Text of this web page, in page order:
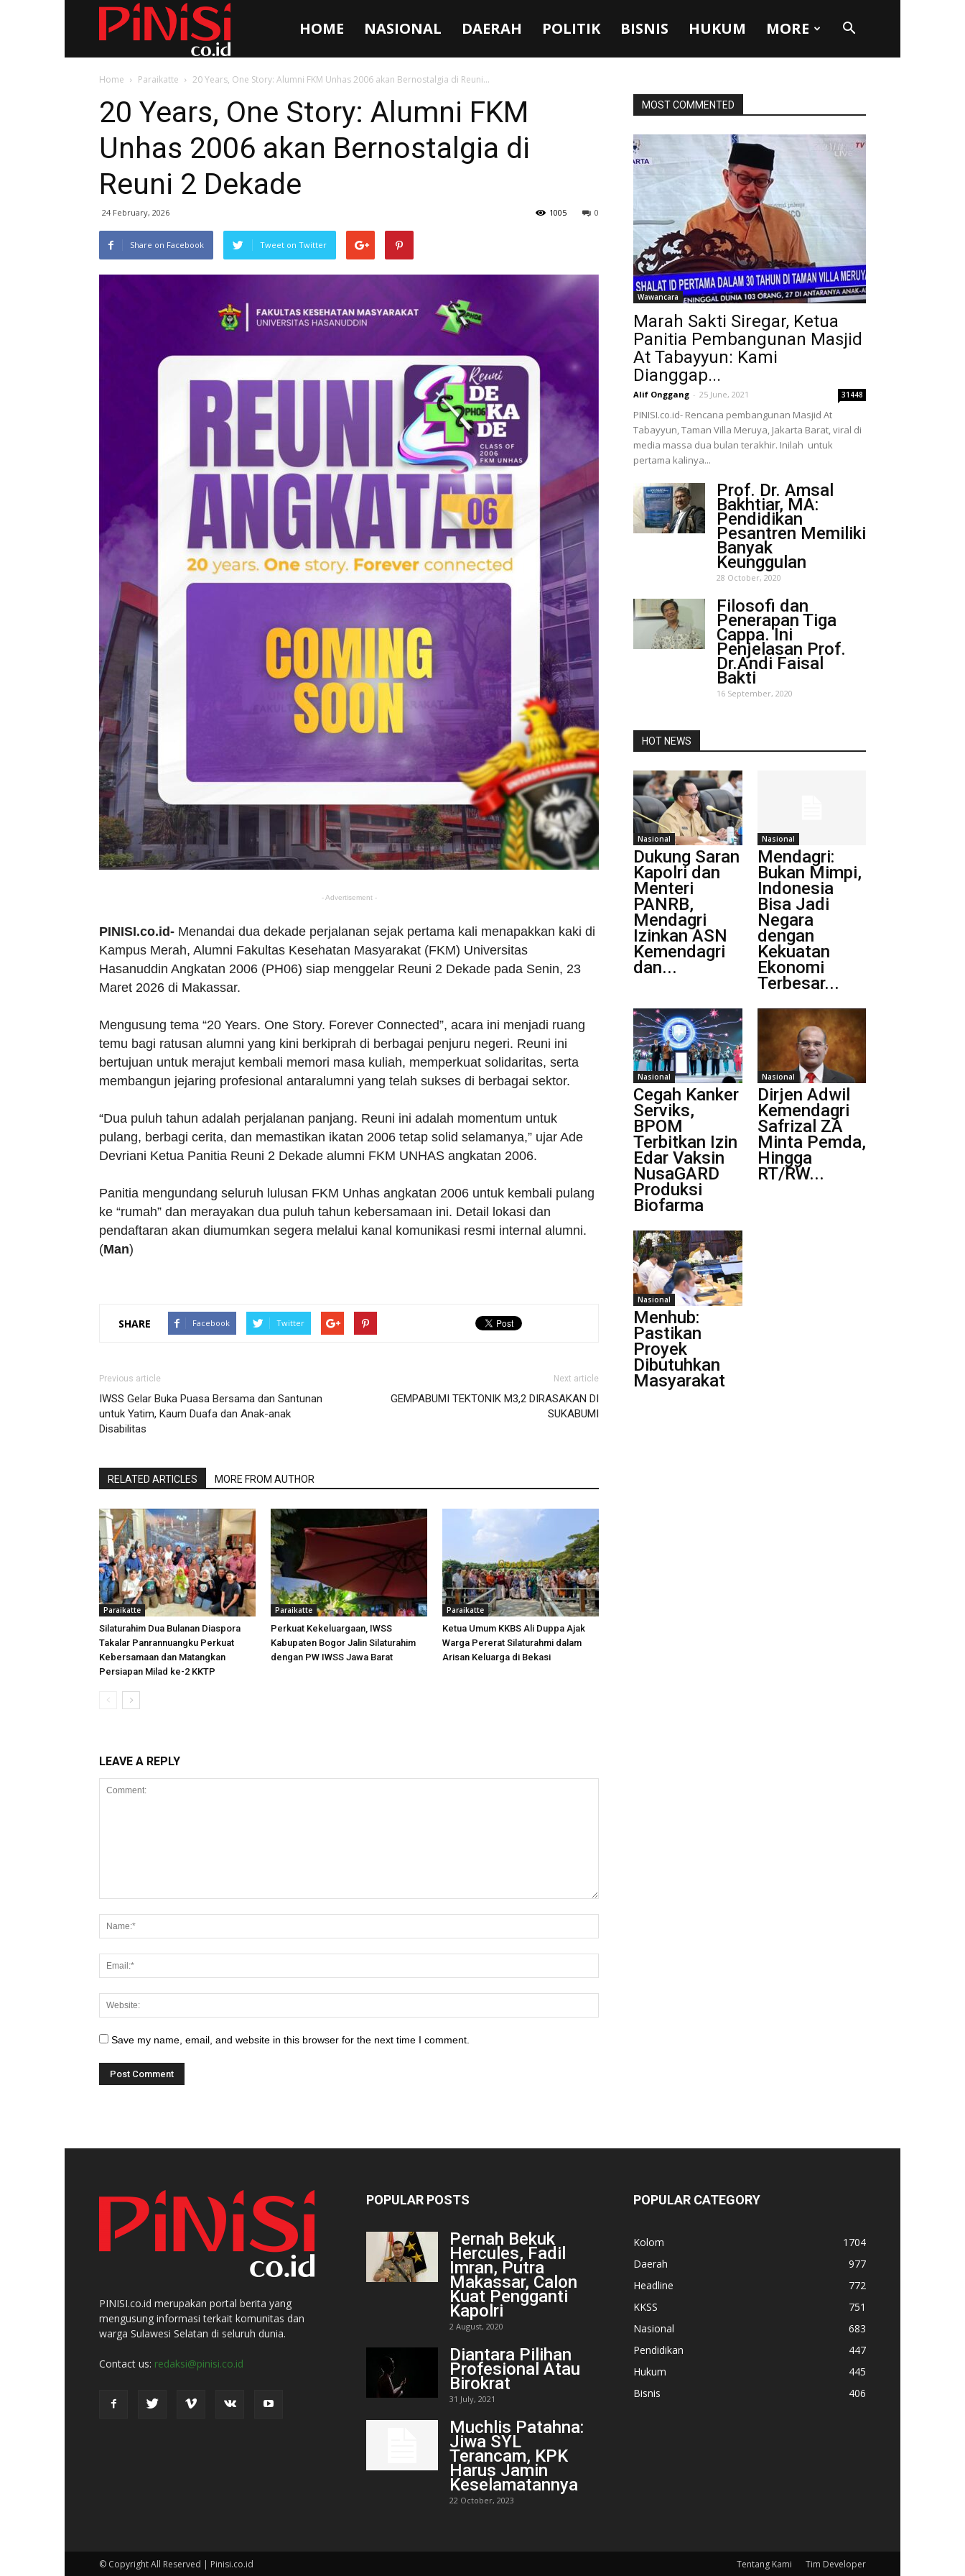
HOME NASIONAL DAERAH POLITIK BISNIS HUKUM MORE
Home Paraikatte 20 Years, One Story: Alumni FKM Unhas 2006 akan Bernostalgia di Reuni...
20 Years, One Story: Alumni FKM
Unhas 2006 akan Bernostalgia di
Reuni 2 Dekade
24 February, 2026 0
1005
Share on Facebook Tweet on Twitter
- Advertisement -
PINISI.co.id- Menandai dua dekade perjalanan sejak pertama kali menapakkan kaki di
Kampus Merah, Alumni Fakultas Kesehatan Masyarakat (FKM) Universitas
Hasanuddin Angkatan 2006 (PH06) siap menggelar Reuni 2 Dekade pada Senin, 23
Maret 2026 di Makassar.
Mengusung tema “20 Years. One Story. Forever Connected”, acara ini menjadi ruang
temu bagi ratusan alumni yang kini berkiprah di berbagai penjuru negeri. Reuni ini
bertujuan untuk merajut kembali memori masa kuliah, memperkuat solidaritas, serta
membangun jejaring profesional antaralumni yang telah sukses di berbagai sektor.
“Dua puluh tahun adalah perjalanan panjang. Reuni ini adalah momentum untuk
pulang, berbagi cerita, dan memastikan ikatan 2006 tetap solid selamanya,” ujar Ade
Devriani Ketua Panitia Reuni 2 Dekade alumni FKM UNHAS angkatan 2006.
Panitia mengundang seluruh lulusan FKM Unhas angkatan 2006 untuk kembali pulang
ke “rumah” dan merayakan dua puluh tahun kebersamaan ini. Detail lokasi dan
pendaftaran akan diumumkan segera melalui kanal komunikasi resmi internal alumni.
(Man)
SHARE Facebook Twitter
Previous article
IWSS Gelar Buka Puasa Bersama dan Santunan
untuk Yatim, Kaum Duafa dan Anak-anak
Disabilitas
Next article
GEMPABUMI TEKTONIK M3,2 DIRASAKAN DI
SUKABUMI
RELATED ARTICLES MORE FROM AUTHOR
Paraikatte
Silaturahim Dua Bulanan Diaspora
Takalar Panrannuangku Perkuat
Kebersamaan dan Matangkan
Persiapan Milad ke-2 KKTP
Paraikatte
Perkuat Kekeluargaan, IWSS
Kabupaten Bogor Jalin Silaturahim
dengan PW IWSS Jawa Barat
Paraikatte
Ketua Umum KKBS Ali Duppa Ajak
Warga Pererat Silaturahmi dalam
Arisan Keluarga di Bekasi
LEAVE A REPLY
Save my name, email, and website in this browser for the next time I comment.
MOST COMMENTED
Wawancara
Marah Sakti Siregar, Ketua
Panitia Pembangunan Masjid
At Tabayyun: Kami
Dianggap...
Alif Onggang - 25 June, 2021 31448
PINISI.co.id- Rencana pembangunan Masjid At
Tabayyun, Taman Villa Meruya, Jakarta Barat, viral di
media massa dua bulan terakhir. Inilah untuk
pertama kalinya...
Prof. Dr. Amsal
Bakhtiar, MA:
Pendidikan
Pesantren Memiliki
Banyak
Keunggulan
28 October, 2020
Filosofi dan
Penerapan Tiga
Cappa. Ini
Penjelasan Prof.
Dr.Andi Faisal
Bakti
16 September, 2020
HOT NEWS
Nasional
Dukung Saran
Kapolri dan
Menteri
PANRB,
Mendagri
Izinkan ASN
Kemendagri
dan...
Nasional
Mendagri:
Bukan Mimpi,
Indonesia
Bisa Jadi
Negara
dengan
Kekuatan
Ekonomi
Terbesar...
Nasional
Cegah Kanker
Serviks,
BPOM
Terbitkan Izin
Edar Vaksin
NusaGARD
Produksi
Biofarma
Nasional
Dirjen Adwil
Kemendagri
Safrizal ZA
Minta Pemda,
Hingga
RT/RW...
Nasional
Menhub:
Pastikan
Proyek
Dibutuhkan
Masyarakat
PINISI.co.id merupakan portal berita yang
mengusung informasi terkait komunitas dan
warga Sulawesi Selatan di seluruh dunia.
Contact us: redaksi@pinisi.co.id
POPULAR POSTS
Pernah Bekuk
Hercules, Fadil
Imran, Putra
Makassar, Calon
Kuat Pengganti
Kapolri
2 August, 2020
Diantara Pilihan
Profesional Atau
Birokrat
31 July, 2021
Muchlis Patahna:
Jiwa SYL
Terancam, KPK
Harus Jamin
Keselamatannya
22 October, 2023
POPULAR CATEGORY
Kolom
1704
Daerah
977
Headline
772
KKSS
751
Nasional
683
Pendidikan
447
Hukum
445
Bisnis
406
Tentang Kami Tim Developer
© Copyright All Reserved | Pinisi.co.id